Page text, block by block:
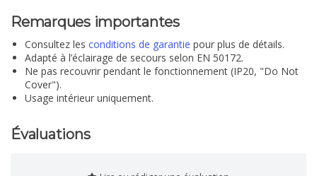
Remarques importantes
Consultez les conditions de garantie pour plus de détails.
Adapté à l’éclairage de secours selon EN 50172.
Ne pas recouvrir pendant le fonctionnement (IP20, "Do Not
Cover").
Usage intérieur uniquement.
Évaluations